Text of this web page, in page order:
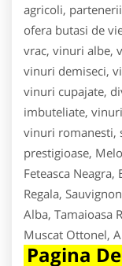
agricoli,
ofera butasi de
vrac, vinuri albe,
vinuri demiseci,
vinuri cupajate,
imbuteliate,
vinuri romanesti,
prestigioase,
Feteasca Neagra,
Regala,
Alba, Tamaioasa
Muscat Ottonel,
Pagina